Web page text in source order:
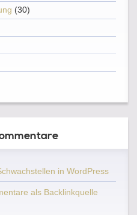
(30)
in WordPress
als Backlinkquelle